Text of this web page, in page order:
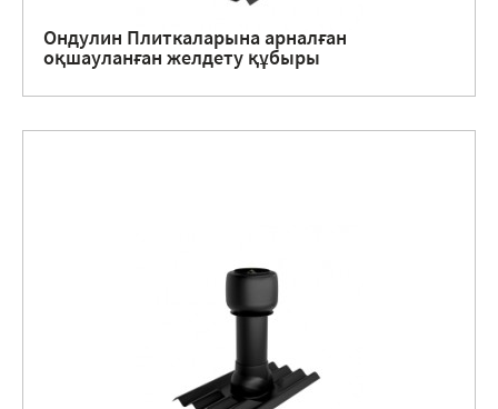
Ондулин Плиткаларына арналған
оқшауланған желдету құбыры